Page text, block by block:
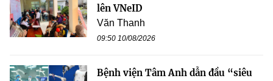
lên VNeID
Văn Thanh
09:50 10/08/2026
Bệnh viện Tâm Anh dẫn đầu “siêu